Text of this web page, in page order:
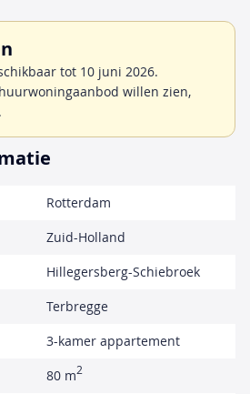
tot 10 juni 2026.
willen zien,
.
Rotterdam
Zuid-Holland
Hillegersberg-Schiebroek
Terbregge
3-kamer appartement
80 m2